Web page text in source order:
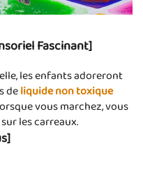
Fascinant]
les enfants adoreront
de
liquide non toxique
vous marchez, vous
les carreaux.